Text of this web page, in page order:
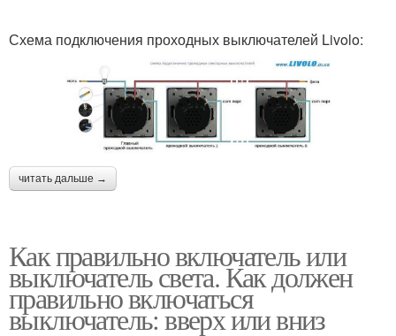
Схема подключения проходных выключателей Livolo:
читать дальше →
Как правильно включатель или
выключатель света. Как должен
правильно включаться
выключатель: вверх или вниз